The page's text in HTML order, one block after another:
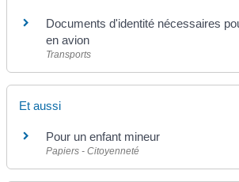
Documents d'identité nécessaires
en avion
Transports
Et aussi
Pour un enfant mineur
Papiers - Citoyenneté